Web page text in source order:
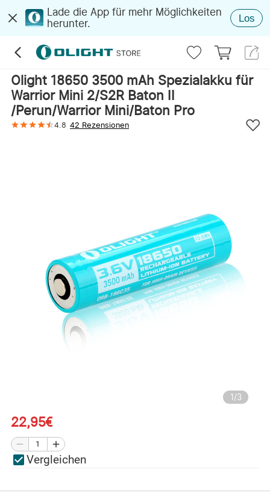
Lade die App für mehr Möglichkeiten
herunter.
Los
Olight 18650 3500 mAh Spezialakku für
Warrior Mini 2/S2R Baton II
/Perun/Warrior Mini/Baton Pro
4.8 42 Rezensionen
1/3
22,95€
Vergleichen